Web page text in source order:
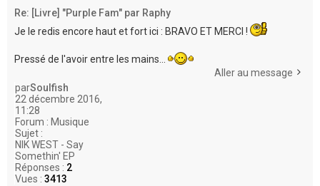
Re: [Livre] "Purple Fam" par Raphy
Je le redis encore haut et fort ici : BRAVO ET MERCI !
Pressé de l'avoir entre les mains...
Aller au message
parSoulfish
22 décembre 2016,
11:28
Forum : Musique
Sujet :
NIK WEST - Say
Somethin' EP
Réponses : 2
Vues : 3413